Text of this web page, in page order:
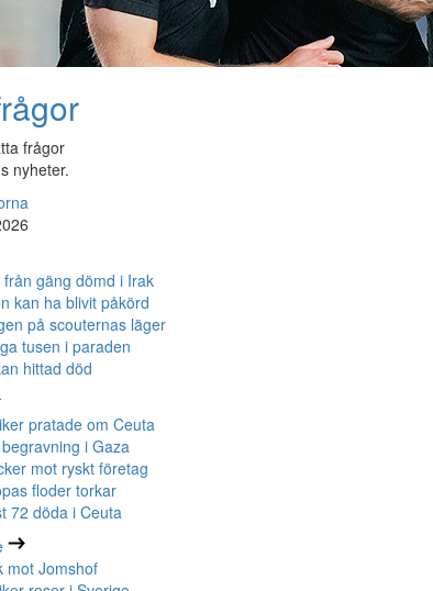
frågor
nyheter.
från gäng dömd i Irak
kan ha blivit påkörd
på scouternas läger
tusen i paraden
hittad död
pratade om Ceuta
i Gaza
mot ryskt företag
floder torkar
72 döda i Ceuta
mot Jomshof